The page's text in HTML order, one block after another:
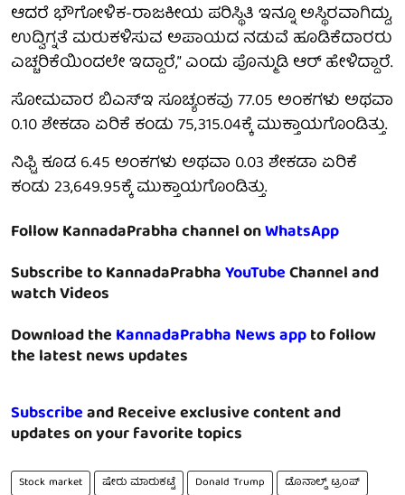
ಆದರೆ ಭೌಗೋಳಿಕ-ರಾಜಕೀಯ ಪರಿಸ್ಥಿತಿ ಇನ್ನೂ ಅಸ್ಥಿರವಾಗಿದ್ದು,
ಉದ್ವಿಗ್ನತೆ ಮರುಕಳಿಸುವ ಅಪಾಯದ ನಡುವೆ ಹೂಡಿಕೆದಾರರು
ಎಚ್ಚರಿಕೆಯಿಂದಲೇ ಇದ್ದಾರೆ,” ಎಂದು ಪೊನ್ಮುಡಿ ಆರ್ ಹೇಳಿದ್ದಾರೆ.
ಸೋಮವಾರ ಬಿಎಸ್‌ಇ ಸೂಚ್ಯಂಕವು 77.05 ಅಂಕಗಳು ಅಥವಾ
0.10 ಶೇಕಡಾ ಏರಿಕೆ ಕಂಡು 75,315.04ಕ್ಕೆ ಮುಕ್ತಾಯಗೊಂಡಿತ್ತು.
ನಿಫ್ಟಿ ಕೂಡ 6.45 ಅಂಕಗಳು ಅಥವಾ 0.03 ಶೇಕಡಾ ಏರಿಕೆ
ಕಂಡು 23,649.95ಕ್ಕೆ ಮುಕ್ತಾಯಗೊಂಡಿತ್ತು.
Follow KannadaPrabha channel onWhatsApp
Subscribe to KannadaPrabhaYouTubeChannel and
watch Videos
Download theKannadaPrabha News appto follow
the latest news updates
Subscribeand Receive exclusive content and
updates on your favorite topics
Stock market ಷೇರು ಮಾರುಕಟ್ಟೆ Donald Trump
ಡೊನಾಲ್ಡ್ ಟ್ರಂಪ್